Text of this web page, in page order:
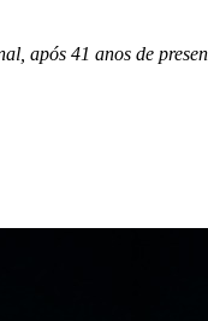
após 41 anos de